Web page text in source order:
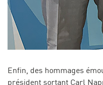
Enfin, des hommages
président sortant Carl